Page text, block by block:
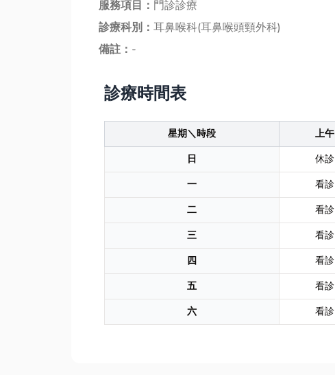
服務項目： 門診診療
診療科別： 耳鼻喉科(耳鼻喉頭頸外科)
備註： -
診療時間表
星期＼時段 上午
日
休診
一
看診
二
看診
三
看診
四
看診
五
看診
六
看診